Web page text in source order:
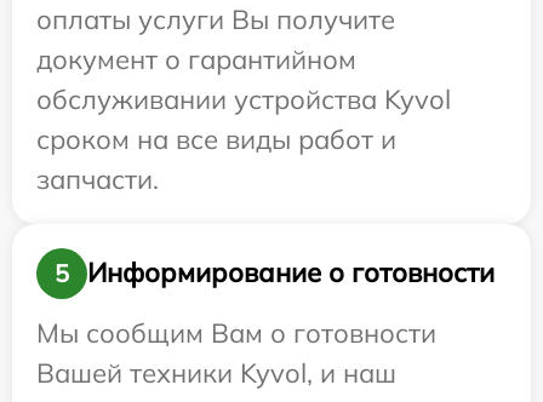
оплаты услуги Вы получите
документ о гарантийном
обслуживании устройства Kyvol
сроком на все виды работ и
запчасти.
5
Информирование о готовности
Мы сообщим Вам о готовности
Вашей техники Kyvol, и наш